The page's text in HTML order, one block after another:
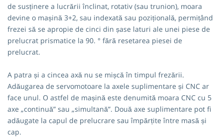
de susținere a lucrării înclinat, rotativ (sau trunion), moara
devine o mașină 3+2, sau indexată sau pozițională, permițând
frezei să se apropie de cinci din șase laturi ale unei piese de
prelucrat prismatice la 90. ° fără resetarea piesei de
prelucrat.
A patra și a cincea axă nu se mișcă în timpul frezării.
Adăugarea de servomotoare la axele suplimentare și CNC ar
face unul. O astfel de mașină este denumită moara CNC cu 5
axe „continuă” sau „simultană”. Două axe suplimentare pot fi
adăugate la capul de prelucrare sau împărțite între masă și
cap.